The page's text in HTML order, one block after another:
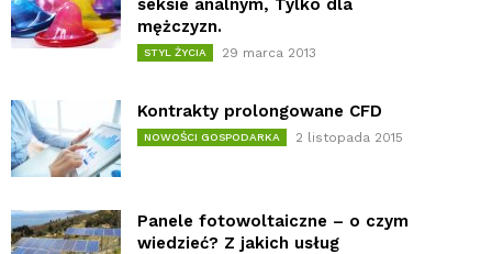
seksie analnym, Tylko dla
mężczyzn.
STYL ŻYCIA 29 marca 2013
Kontrakty prolongowane CFD
NOWOŚCI GOSPODARKA 2 listopada 2015
Panele fotowoltaiczne – o czym
wiedzieć? Z jakich usług